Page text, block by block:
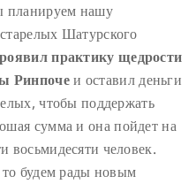
планируем нашу
Шатурского
практику щедрости
Ринпочеи оставил деньги
чтобы поддержать
сумма и она пойдет на
восьмидесяти человек.
то будем рады новым